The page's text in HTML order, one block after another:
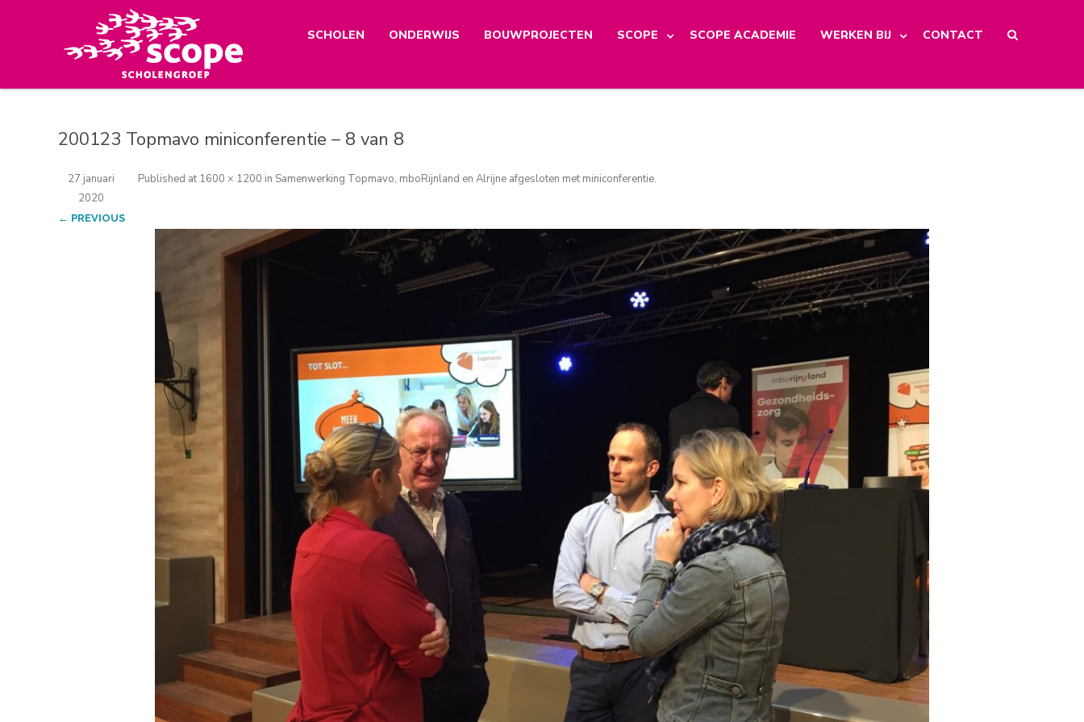
SCHOLEN ONDERWIJS BOUWPROJECTEN SCOPE SCOPE ACADEMIE WERKEN BIJ CONTACT
200123 Topmavo miniconferentie – 8 van 8
Published
27 januari
2020
at 1600 × 1200 in Samenwerking Topmavo, mboRijnland en Alrijne afgesloten met miniconferentie.
← PREVIOUS